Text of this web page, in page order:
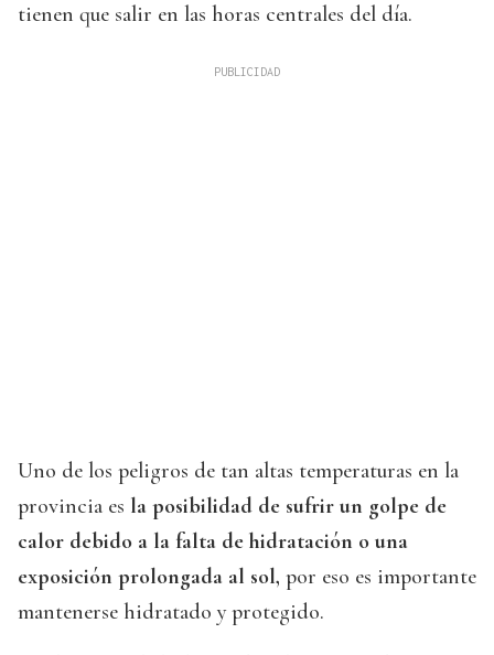
tienen que salir en las horas centrales del día.
Uno de los peligros de tan altas temperaturas en la
provincia es la posibilidad de sufrir un golpe de
calor debido a la falta de hidratación o una
exposición prolongada al sol, por eso es importante
mantenerse hidratado y protegido.